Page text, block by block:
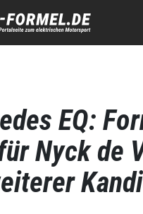
EQ:
Nyck de